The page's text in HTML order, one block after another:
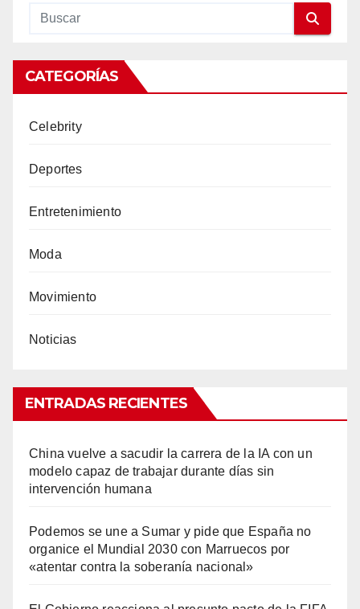
CATEGORÍAS
Celebrity
Deportes
Entretenimiento
Moda
Movimiento
Noticias
ENTRADAS RECIENTES
China vuelve a sacudir la carrera de la IA con un
modelo capaz de trabajar durante días sin
intervención humana
Podemos se une a Sumar y pide que España no
organice el Mundial 2030 con Marruecos por
«atentar contra la soberanía nacional»